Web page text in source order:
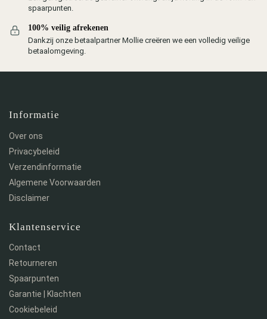
spaarpunten.
100% veilig afrekenen
Dankzij onze betaalpartner Mollie creëren we een volledig veilige
betaalomgeving.
Informatie
Over ons
Privacybeleid
Verzendinformatie
Algemene Voorwaarden
Disclaimer
Klantenservice
Contact
Retourneren
Spaarpunten
Garantie | Klachten
Cookiebeleid